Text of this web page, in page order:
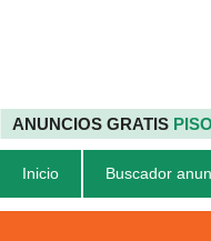
ANUNCIOS GRATIS
Inicio Buscador